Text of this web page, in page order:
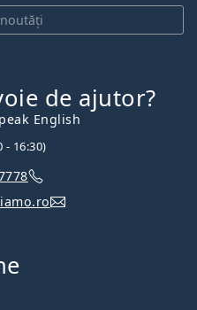
de ajutor?
English
- 16:30)